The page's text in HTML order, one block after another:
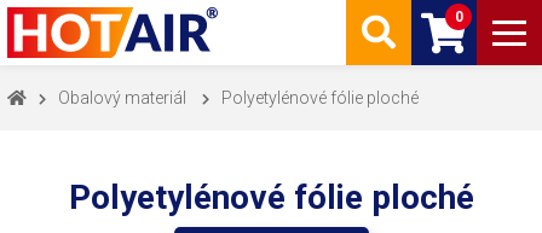
0
Obalový materiál Polyetylénové fólie ploché
Polyetylénové fólie ploché